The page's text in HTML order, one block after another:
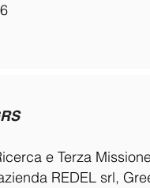
e Terza
REDEL srl,